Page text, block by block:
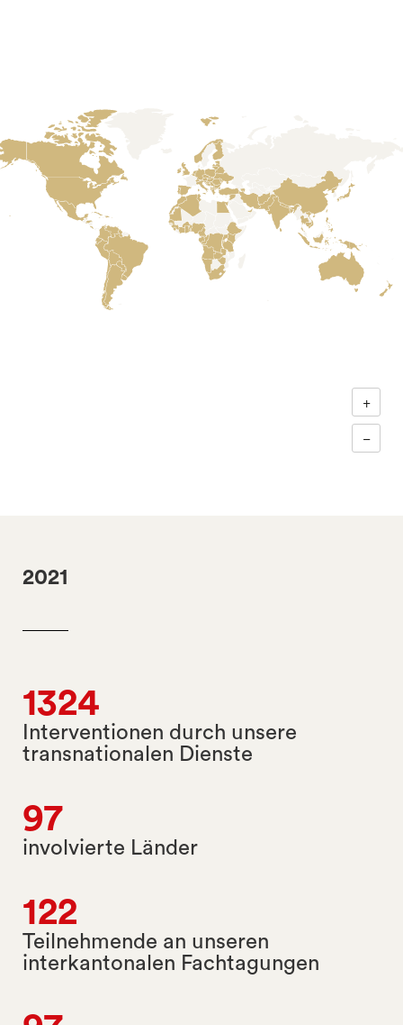
+
−
2021
1324
Interventionen durch unsere
transnationalen Dienste
97
involvierte Länder
122
Teilnehmende an unseren
interkantonalen Fachtagungen